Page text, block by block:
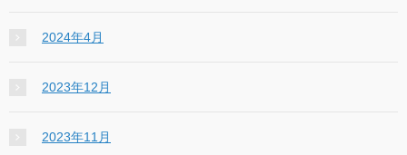
2024年4月
2023年12月
2023年11月